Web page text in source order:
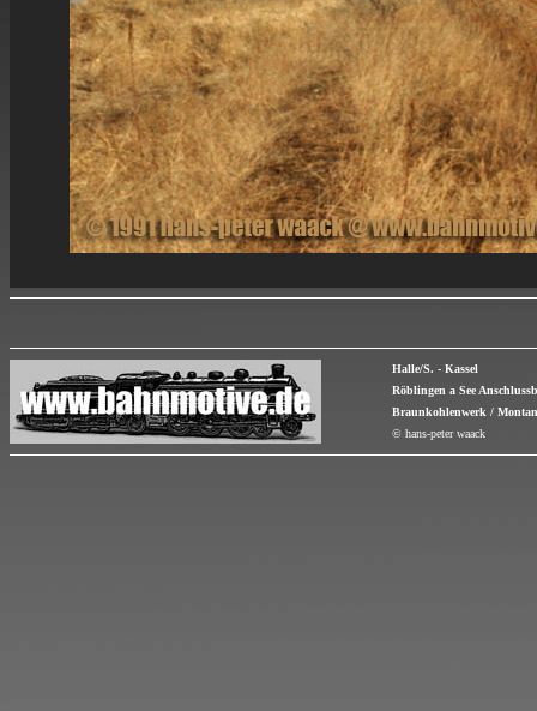
Halle/S. - Kassel
Röblingen a See
Braunkohlenwerk /
© hans-peter waack